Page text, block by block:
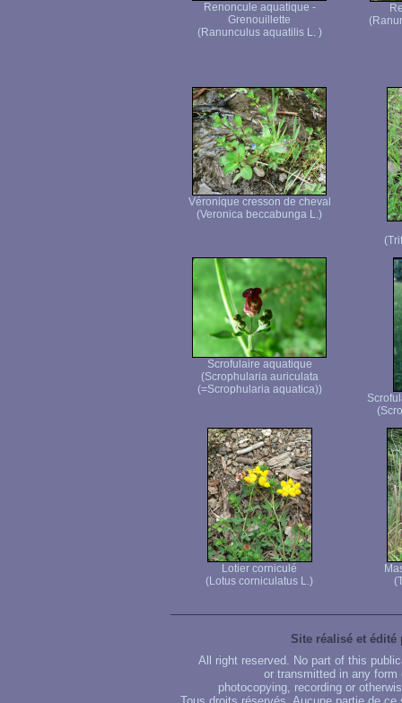
Renoncule aquatique -
Grenouillette
(Ranunculus aquatilis L. )
Véronique cresson de cheval
(Veronica beccabunga L.)
Scrofulaire aquatique
(Scrophularia auriculata
(=Scrophularia aquatica))
Lotier corniculé
(Lotus corniculatus L.)
Site réalisé et édité
All right reserved. No part of this
or transmitted in any
photocopying, recording or